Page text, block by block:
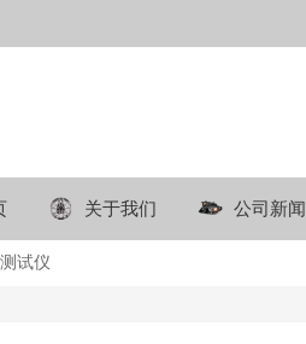
关于我们 公司新闻
试仪